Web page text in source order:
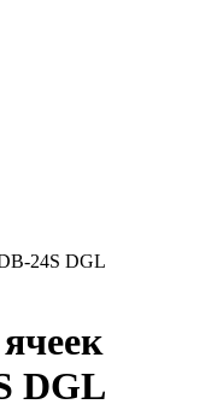
24S DGL
DGL